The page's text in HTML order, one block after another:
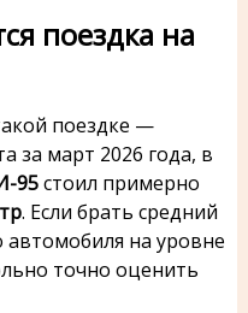
поездка на
поездке —
за март 2026 года, в
95стоил примерно
. Если брать средний
автомобиля на уровне
точно оценить